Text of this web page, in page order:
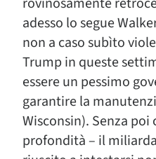
adesso lo segue
non a caso subìto
Trump in queste
essere un pessimo
garantire la
Wisconsin). Senza
profondità – il